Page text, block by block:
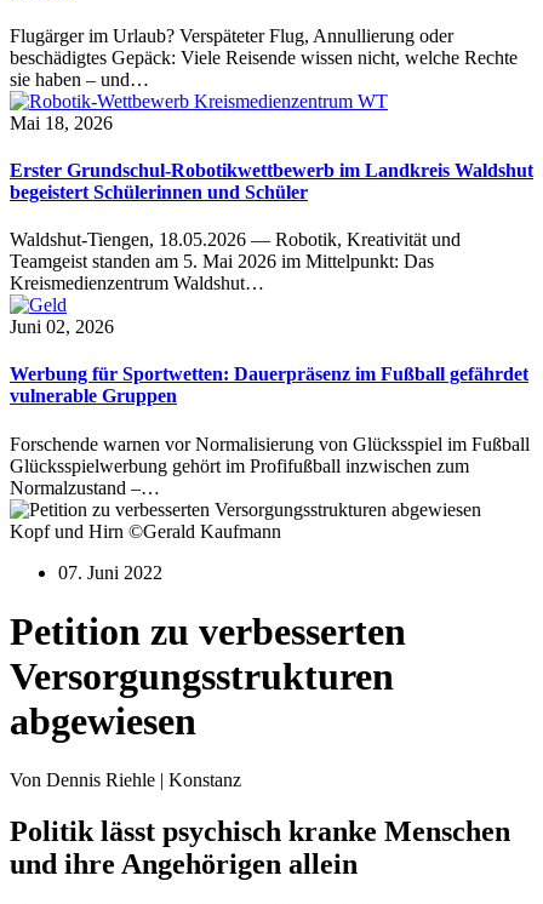
Flugärger im Urlaub? Verspäteter Flug, Annullierung oder
beschädigtes Gepäck: Viele Reisende wissen nicht, welche Rechte
sie haben – und…
Mai 18, 2026
Erster Grundschul-Robotikwettbewerb im Landkreis Waldshut
begeistert Schülerinnen und Schüler
Waldshut-Tiengen, 18.05.2026 — Robotik, Kreativität und
Teamgeist standen am 5. Mai 2026 im Mittelpunkt: Das
Kreismedienzentrum Waldshut…
Juni 02, 2026
Werbung für Sportwetten: Dauerpräsenz im Fußball gefährdet
vulnerable Gruppen
Forschende warnen vor Normalisierung von Glücksspiel im Fußball
Glücksspielwerbung gehört im Profifußball inzwischen zum
Normalzustand –…
Kopf und Hirn ©Gerald Kaufmann
07. Juni 2022
Petition zu verbesserten
Versorgungsstrukturen
abgewiesen
Von Dennis Riehle | Konstanz
Politik lässt psychisch kranke Menschen
und ihre Angehörigen allein